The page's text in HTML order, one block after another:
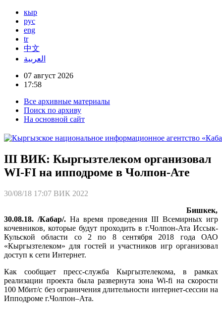
кыр
рус
eng
tr
中文
العربية
07 август 2026
17:58
Все архивные материалы
Поиск по архиву
На основной сайт
III ВИК: Кыргызтелеком организовал
WI-FI на ипподроме в Чолпон-Ате
30/08/18 17:07 ВИК 2022
Бишкек,
30.08.18. /Кабар/. На время проведения III Всемирных игр
кочевников, которые будут проходить в г.Чолпон-Ата Иссык-
Кульской области со 2 по 8 сентября 2018 года ОАО
«Кыргызтелеком» для гостей и участников игр организовал
доступ к сети Интернет.
Как сообщает пресс-служба Кыргызтелекома, в рамках
реализации проекта была развернута зона Wi-fi на скорости
100 Мбит/с без ограничения длительности интернет-сессии на
Ипподроме г.Чолпон–Ата.